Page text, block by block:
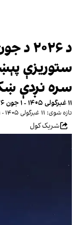
د
ستوریزې
سره نږدې
۱۱ غبرگولی ۱۴۰۵ - ۱ جون ۲۰۲۶، ۲۱:۰۸ GMT+۱
تازه شوی: ۱۱ غبرگولی ۱۴۰۵ - ۱ جون ۲۰۲۶، ۲۳:۲۸ GMT+۱
شریک کول